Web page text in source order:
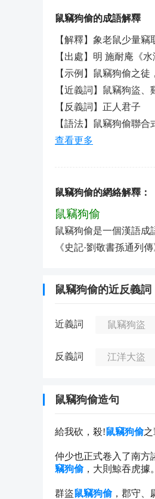
鼠竊狗偷的成語解釋
【解釋】象老鼠少量竊
【出處】明 施耐庵《
【示例】鼠竊狗偷之
【近義詞】鼠竊狗盜
【反義詞】正人君子
【語法】鼠竊狗偷聯合
查看更多
鼠竊狗偷的網絡解釋：
鼠竊狗偷
鼠竊狗偷是一個漢語成
《史記·劉敬書孫通列傳
鼠竊狗偷的近反義詞
近義詞 鼠竊狗盜
反義詞 江洋大盜
鼠竊狗偷造句
給我砍，殺!鼠竊狗偷
仲少也正式卷入了南方
竊狗偷，大則鯨吞虎據。
群盜鼠竊狗偷，郡守、